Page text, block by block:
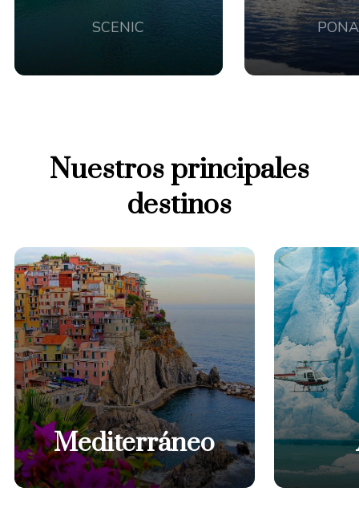
SCENIC
Nuestros principales
destinos
Mediterráneo